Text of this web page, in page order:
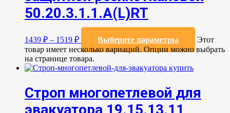
50.20.3.1.1.А(L)RT
1439 ₽ – 1519 ₽ Выберите параметры
Этот
товар имеет несколько вариаций. Опции можно выбрать
на странице товара.
Строп многопетлевой для